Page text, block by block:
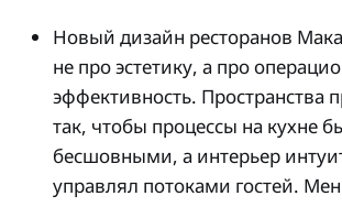
Новый дизайн ресторанов
не про эстетику, а про
эффективность. Пространства
так, чтобы процессы на кухне
бесшовными, а интерьер
управлял потоками гостей.